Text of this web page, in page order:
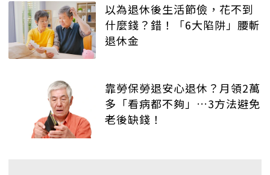
以為退休後生活節儉，花不到
什麼錢？錯！「6大陷阱」腰斬
退休金
靠勞保勞退安心退休？月領2萬
多「看病都不夠」…3方法避免
老後缺錢！